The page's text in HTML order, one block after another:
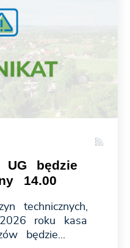
będzie
14.00
technicznych,
roku kasa
będzie...